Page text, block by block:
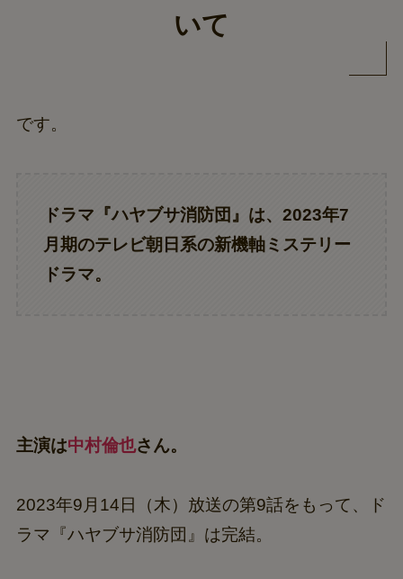
いて
です。
ドラマ『ハヤブサ消防団』は、2023年7
月期のテレビ朝日系の新機軸ミステリー
ドラマ。
主演は中村倫也さん。
2023年9月14日（木）放送の第9話をもって、ド
ラマ『ハヤブサ消防団』は完結。